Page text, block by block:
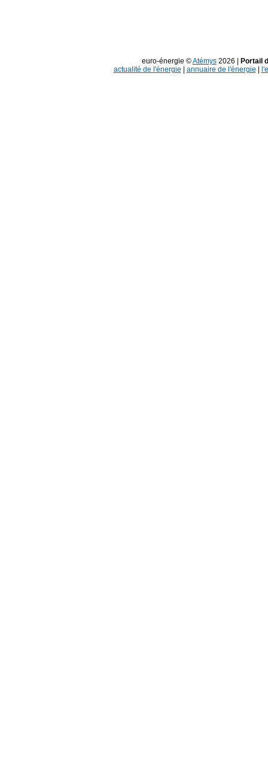
euro-énergie ©Atémys2026 |
Portail
actualité de l'énergie
annuaire de l'énergie